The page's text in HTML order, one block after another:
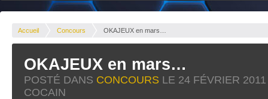
Accueil Concours OKAJEUX en mars…
OKAJEUX en mars…
POSTÉ DANS CONCOURS LE 24 FÉVRIER 2011
COCAIN